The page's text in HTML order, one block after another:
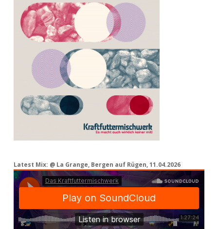
Latest Mix: @ La Grange, Bergen auf Rügen, 11.04.2026